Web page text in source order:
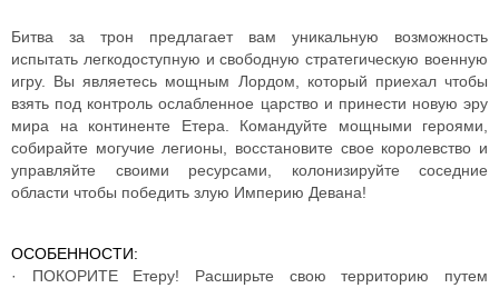
Битва за трон предлагает вам уникальную возможность
испытать легкодоступную и свободную стратегическую военную
игру. Вы являетесь мощным Лордом, который приехал чтобы
взять под контроль ослабленное царство и принести новую эру
мира на континенте Етера. Командуйте мощными героями,
собирайте могучие легионы, восстановите свое королевство и
управляйте своими ресурсами, колонизируйте соседние
области чтобы победить злую Империю Девана!
ОСОБЕННОСТИ:
· ПОКОРИТЕ Етеру! Расширьте свою территорию путем